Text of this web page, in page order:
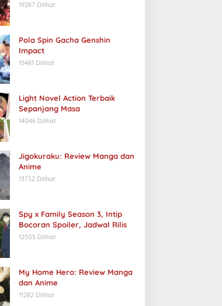
19287 Dilihat
Pola Spin Gacha Genshin
Impact
15481 Dilihat
Light Novel Action Terbaik
Sepanjang Masa
14046 Dilihat
Jigokuraku: Review Manga dan
Anime
13732 Dilihat
Spy x Family Season 3, Intip
Bocoran Spoiler, Jadwal Rilis
12505 Dilihat
My Home Hero: Review Manga
dan Anime
11282 Dilihat